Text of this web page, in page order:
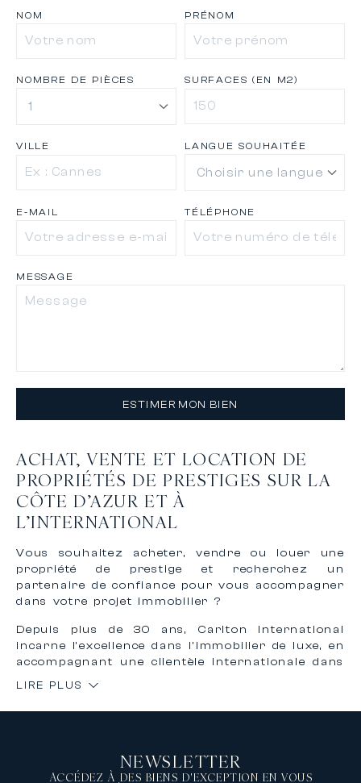
NOM PRÉNOM
NOMBRE DE PIÈCES SURFACES (EN M2)
VILLE LANGUE SOUHAITÉE
E-MAIL TÉLÉPHONE
MESSAGE
ESTIMER MON BIEN
ACHAT, VENTE ET LOCATION DE
PROPRIÉTÉS DE PRESTIGES SUR LA
CÔTE D’AZUR ET À
L’INTERNATIONAL
Vous souhaitez acheter, vendre ou louer une
propriété de prestige et recherchez un
partenaire de confiance pour vous accompagner
dans votre projet immobilier ?
Depuis plus de 30 ans, Carlton International
incarne l’excellence dans l’immobilier de luxe, en
accompagnant une clientèle internationale dans
l’international.
accompagnement personnalisé, confidentiel et
sur mesure pour concrétiser vos projets
LIRE PLUS
NEWSLETTER
ACCÉDEZ À DES BIENS D'EXCEPTION EN VOUS